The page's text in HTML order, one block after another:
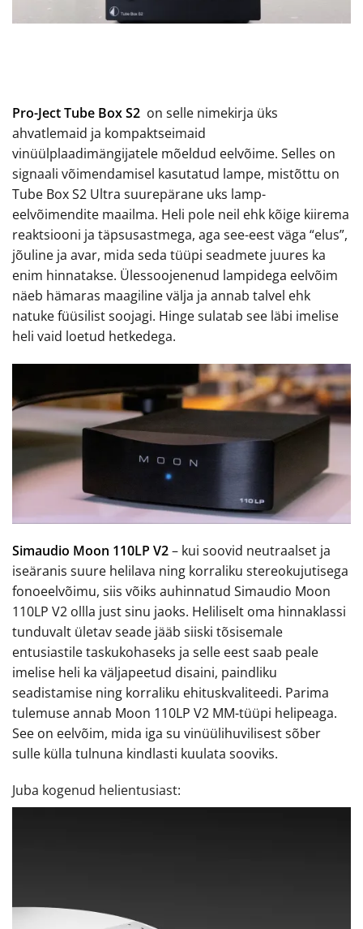
Pro-Ject Tube Box S2 on selle nimekirja üks
ahvatlemaid ja kompaktseimaid
vinüülplaadimängijatele mõeldud eelvõime. Selles on
signaali võimendamisel kasutatud lampe, mistõttu on
Tube Box S2 Ultra suurepärane uks lamp-
eelvõimendite maailma. Heli pole neil ehk kõige kiirema
reaktsiooni ja täpsusastmega, aga see-eest väga “elus”,
jõuline ja avar, mida seda tüüpi seadmete juures ka
enim hinnatakse. Ülessoojenenud lampidega eelvõim
näeb hämaras maagiline välja ja annab talvel ehk
natuke füüsilist soojagi. Hinge sulatab see läbi imelise
heli vaid loetud hetkedega.
Simaudio Moon 110LP V2– kui soovid neutraalset ja
iseäranis suure helilava ning korraliku stereokujutisega
fonoeelvõimu, siis võiks auhinnatud Simaudio Moon
110LP V2 ollla just sinu jaoks. Heliliselt oma hinnaklassi
tunduvalt ületav seade jääb siiski tõsisemale
entusiastile taskukohaseks ja selle eest saab peale
imelise heli ka väljapeetud disaini, paindliku
seadistamise ning korraliku ehituskvaliteedi. Parima
tulemuse annab Moon 110LP V2 MM-tüüpi helipeaga.
See on eelvõim, mida iga su vinüülihuvilisest sõber
sulle külla tulnuna kindlasti kuulata sooviks.
Juba kogenud helientusiast: